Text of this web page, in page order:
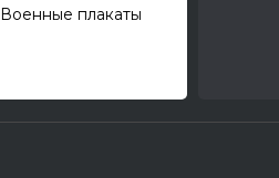
Военные плакаты